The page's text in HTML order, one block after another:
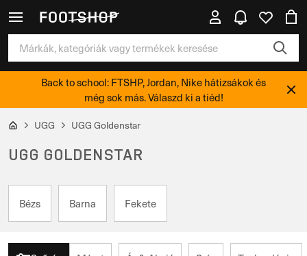
Back to school: FTSHP, Jordan, Nike hátizsákok és
még sok más. Válaszd ki a tiéd!
UGG UGG Goldenstar
UGG GOLDENSTAR
Bézs Barna Fekete